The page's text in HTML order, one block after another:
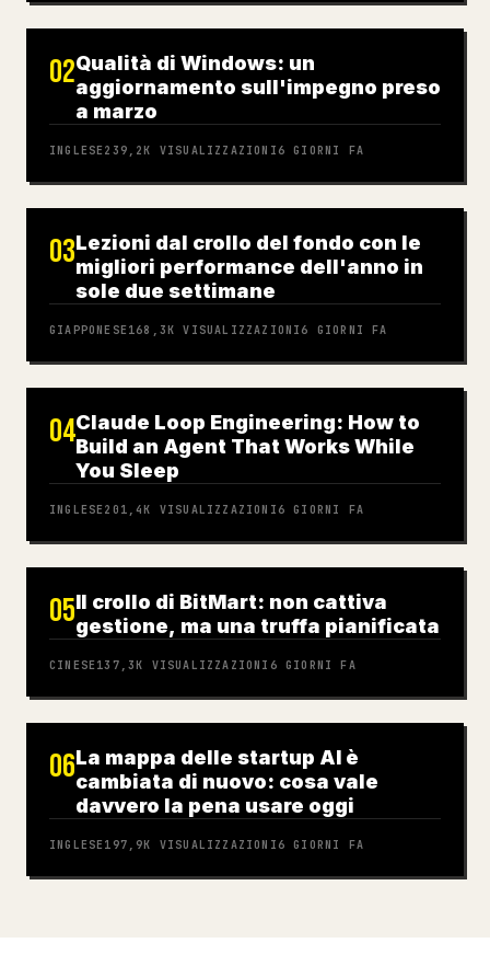
02Qualità di Windows: un
aggiornamento sull'impegno preso
a marzo
INGLESE 239,2K VISUALIZZAZIONI 6 GIORNI FA
03Lezioni dal crollo del fondo con le
migliori performance dell'anno in
sole due settimane
GIAPPONESE 168,3K VISUALIZZAZIONI 6 GIORNI FA
04Claude Loop Engineering: How to
Build an Agent That Works While
You Sleep
INGLESE 201,4K VISUALIZZAZIONI 6 GIORNI FA
05Il crollo di BitMart: non cattiva
gestione, ma una truffa pianificata
CINESE 137,3K VISUALIZZAZIONI 6 GIORNI FA
06La mappa delle startup AI è
cambiata di nuovo: cosa vale
davvero la pena usare oggi
INGLESE 197,9K VISUALIZZAZIONI 6 GIORNI FA